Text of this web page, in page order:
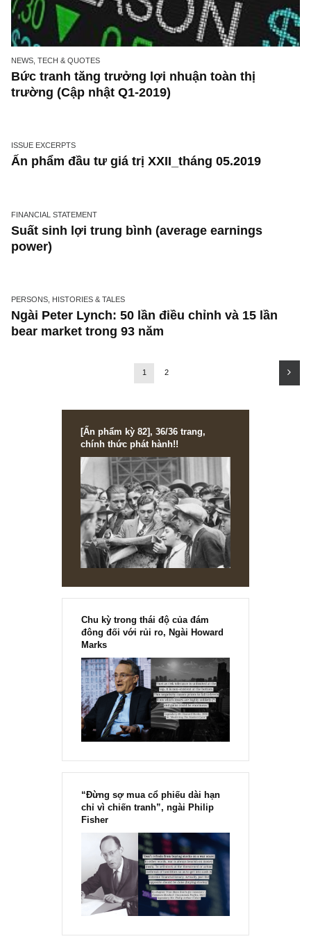
Bức tranh tăng trưởng lợi nhuận toàn thị
trường (Cập nhật Q1-2019)
ISSUE EXCERPTS
Ấn phẩm đầu tư giá trị XXII_tháng 05.2019
PERSONS, HISTORIES & TALES
Ngài Peter Lynch: 50 lần điều chỉnh và 15 lần
bear market trong 93 năm
1 2
[Ấn phẩm kỳ 82], 36/36 trang,
chính thức phát hành!!
đông đối với rủi ro, Ngài Howard
Marks